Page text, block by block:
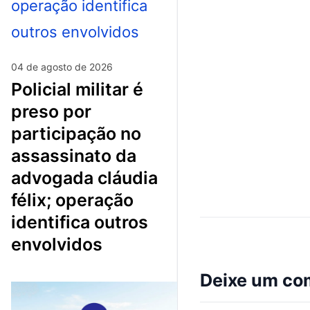
04 de agosto de 2026
policial militar é
preso por
participação no
assassinato da
advogada cláudia
félix; operação
identifica outros
envolvidos
Deixe um